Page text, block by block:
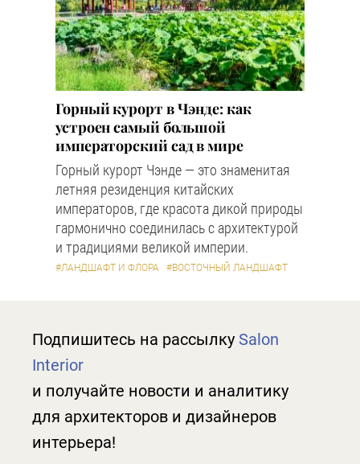
Горный курорт в Чэнде: как
устроен самый большой
императорский сад в мире
Горный курорт Чэнде — это знаменитая
летняя резиденция китайских
императоров, где красота дикой природы
гармонично соединилась с архитектурой
и традициями великой империи.
#ЛАНДШАФТ И ФЛОРА #ВОСТОЧНЫЙ ЛАНДШАФТ
Подпишитесь на рассылку Salon
Interior
и получайте новости и аналитику
для архитекторов и дизайнеров
интерьера!